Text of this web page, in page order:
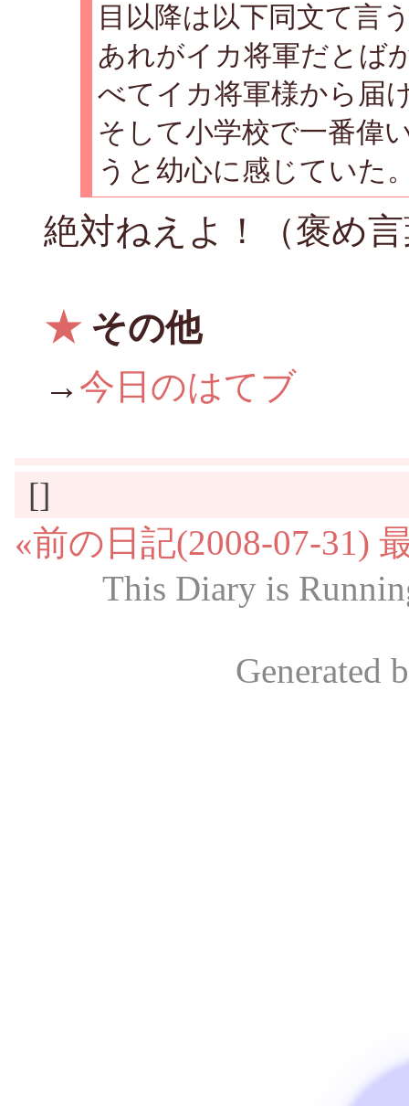
目以降は以下同文て言
あれがイカ将軍だと
べてイカ将軍様から届
そして小学校で一番偉
うと幼心に感じてい
絶対ねえよ！（褒め
★その他
→ 今日のはてブ
[]
«前の日記(2008-07-31)
This Diary is
Generated